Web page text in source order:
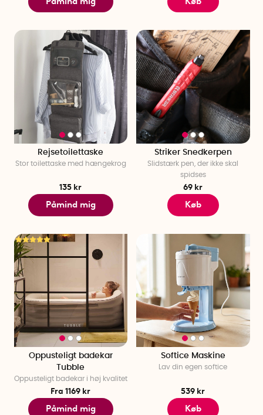
Rejsetoilettaske
Stor toilettaske med hængekrog
135 kr
Påmind mig
Striker Snedkerpen
Slidstærk pen, der ikke skal
spidses
69 kr
Køb
Oppusteligt badekar
Tubble
Oppusteligt badekar i høj kvalitet
Fra 1169 kr
Påmind mig
Softice Maskine
Lav din egen softice
539 kr
Køb